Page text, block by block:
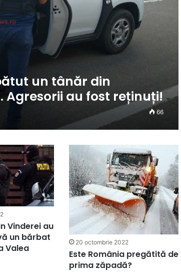
un tânăr din
Agresorii au fost reținuți!
66
Vinderei au
un bărbat
Valea
20 octombrie 2022
Este România pregătită de
prima zăpadă?